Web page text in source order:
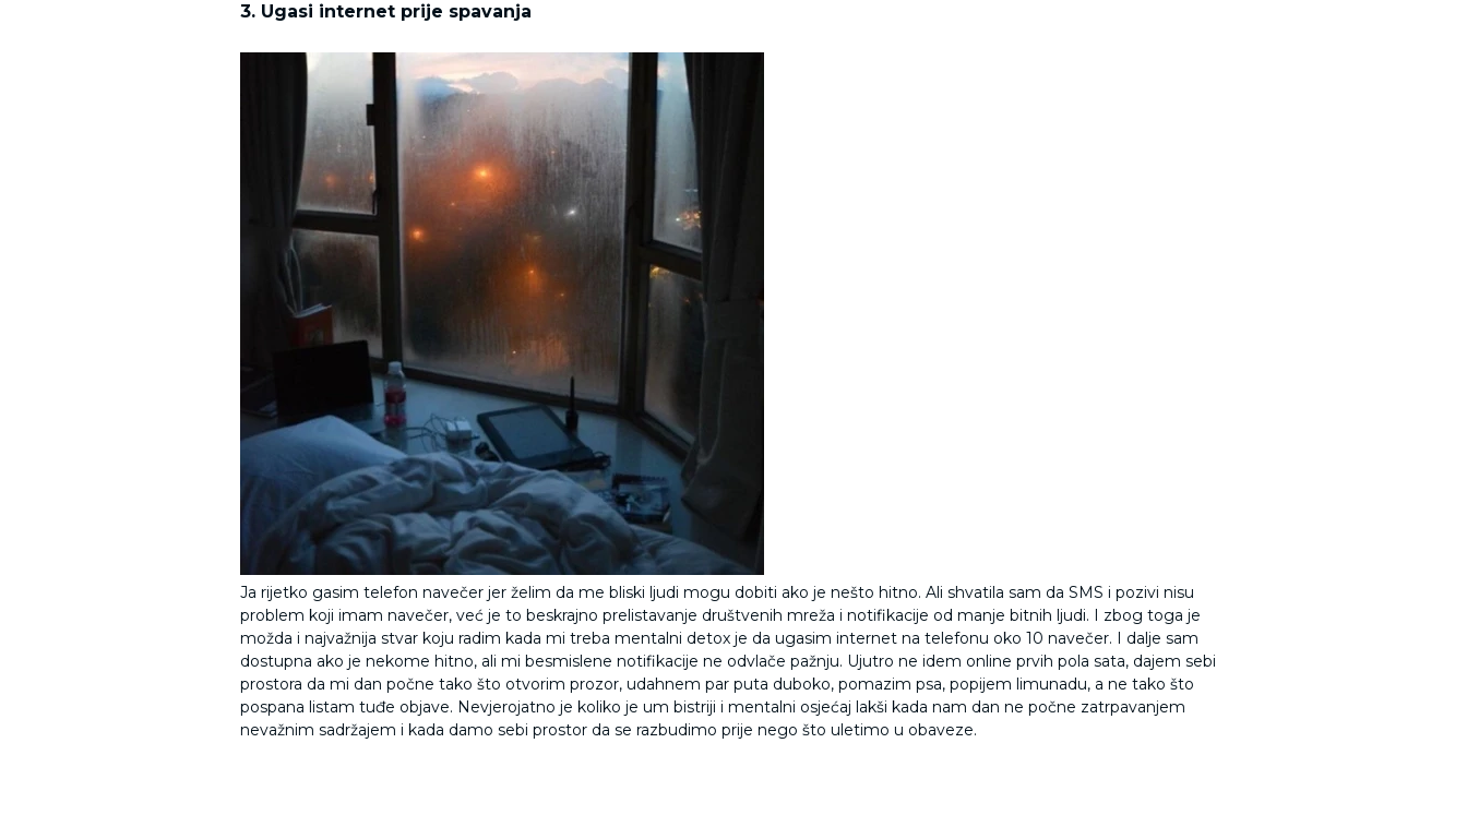
3. Ugasi internet prije spavanja
Ja rijetko gasim telefon navečer jer želim da me bliski ljudi mogu dobiti ako je nešto hitno. Ali shvatila sam da SMS i pozivi nisu
problem koji imam navečer, već je to beskrajno prelistavanje društvenih mreža i notifikacije od manje bitnih ljudi. I zbog toga je
možda i najvažnija stvar koju radim kada mi treba mentalni detox je da ugasim internet na telefonu oko 10 navečer. I dalje sam
dostupna ako je nekome hitno, ali mi besmislene notifikacije ne odvlače pažnju. Ujutro ne idem online prvih pola sata, dajem sebi
prostora da mi dan počne tako što otvorim prozor, udahnem par puta duboko, pomazim psa, popijem limunadu, a ne tako što
pospana listam tuđe objave. Nevjerojatno je koliko je um bistriji i mentalni osjećaj lakši kada nam dan ne počne zatrpavanjem
nevažnim sadržajem i kada damo sebi prostor da se razbudimo prije nego što uletimo u obaveze.